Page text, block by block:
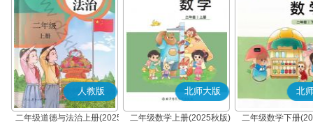
人教版
二年级道德与法治上册(2025
北师大版
二年级数学上册(2025秋版)
北
二年级数学下册